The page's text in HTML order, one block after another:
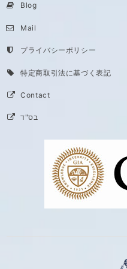
Blog
Mail
プライバシーポリシー
特定商取引法に基づく表記
Contact
בס"ד